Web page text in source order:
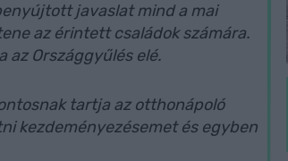
javaslat mind a mai
az érintett családok számára.
az Országgyűlés elé.
tartja az otthonápoló
kezdeményezésemet és egyben